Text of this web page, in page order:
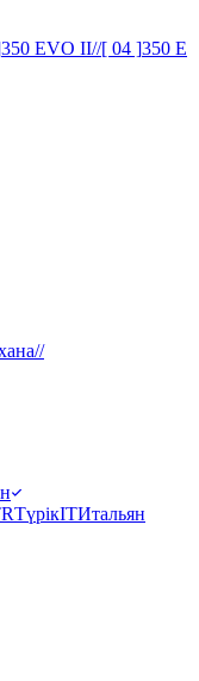
350 EVO II//[ 04 ]350 E
//
ТүрікITИтальян